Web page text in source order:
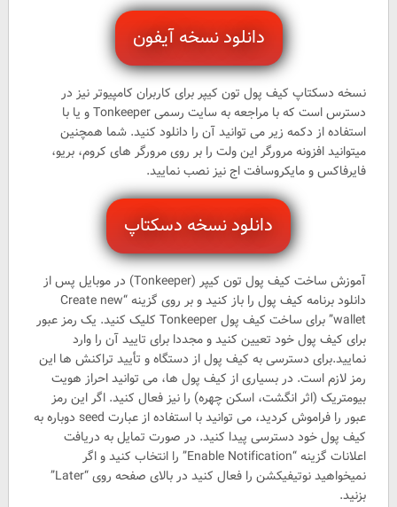
دانلود نسخه آیفون
نسخه دسکتاپ کیف پول تون کیپر برای کاربران کامپیوتر نیز در
دسترس است که با مراجعه به سایت رسمی Tonkeeper و یا با
استفاده از دکمه زیر می توانید آن را دانلود کنید. شما همچنین
میتوانید افزونه مرورگر این ولت را بر روی مرورگر های کروم، بریو،
فایرفاکس و مایکروسافت اج نیز نصب نمایید.
دانلود نسخه دسکتاپ
آموزش ساخت کیف پول تون کیپر (Tonkeeper) در موبایل پس از
دانلود برنامه کیف پول را باز کنید و بر روی گزینه “Create new
wallet” برای ساخت کیف پول Tonkeeper کلیک کنید. یک رمز عبور
برای کیف پول خود تعیین کنید و مجددا برای تایید آن را وارد
نمایید.برای دسترسی به کیف پول از دستگاه و تأیید تراکنش ها این
رمز لازم است. در بسیاری از کیف پول ها، می توانید احراز هویت
بیومتریک (اثر انگشت، اسکن چهره) را نیز فعال کنید. اگر این رمز
عبور را فراموش کردید، می توانید با استفاده از عبارت seed دوباره به
کیف پول خود دسترسی پیدا کنید. در صورت تمایل به دریافت
اعلانات گزینه “Enable Notification” را انتخاب کنید و اگر
نمیخواهید نوتیفیکشن را فعال کنید در بالای صفحه روی “Later”
بزنید.